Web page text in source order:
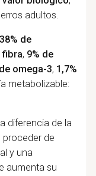
adultos.
38% de
fibra, 9% de
omega-3, 1,7%
metabolizable:
diferencia de la
proceder de
y una
aumenta su